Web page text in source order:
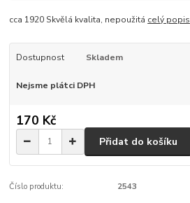
cca 1920 Skvělá kvalita, nepoužitá celý popis
Dostupnost Skladem
Nejsme plátci DPH
170 Kč
Přidat do košíku
Číslo produktu: 2543